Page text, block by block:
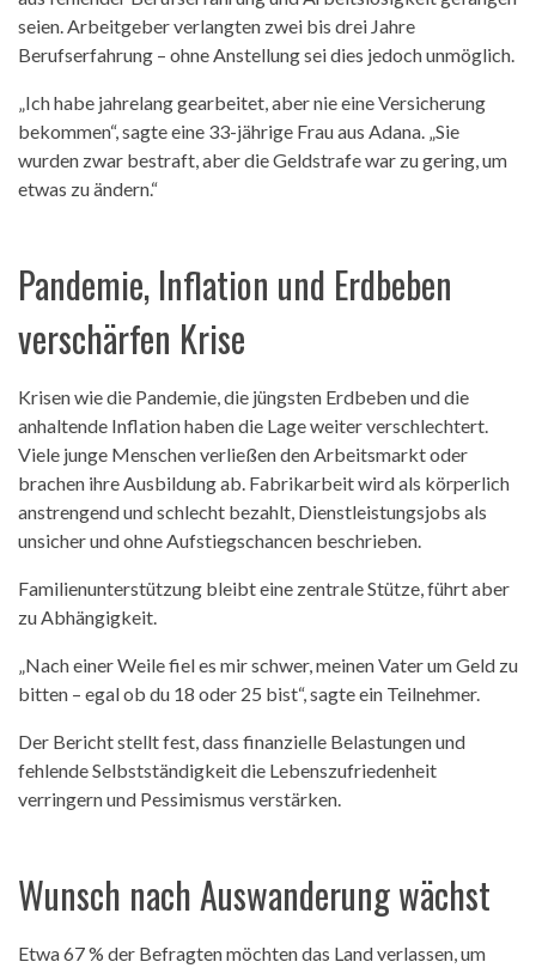
seien. Arbeitgeber verlangten zwei bis drei Jahre
Berufserfahrung – ohne Anstellung sei dies jedoch unmöglich.
„Ich habe jahrelang gearbeitet, aber nie eine Versicherung
bekommen“, sagte eine 33-jährige Frau aus Adana. „Sie
wurden zwar bestraft, aber die Geldstrafe war zu gering, um
etwas zu ändern.“
Pandemie, Inflation und Erdbeben
verschärfen Krise
Krisen wie die Pandemie, die jüngsten Erdbeben und die
anhaltende Inflation haben die Lage weiter verschlechtert.
Viele junge Menschen verließen den Arbeitsmarkt oder
brachen ihre Ausbildung ab. Fabrikarbeit wird als körperlich
anstrengend und schlecht bezahlt, Dienstleistungsjobs als
unsicher und ohne Aufstiegschancen beschrieben.
Familienunterstützung bleibt eine zentrale Stütze, führt aber
zu Abhängigkeit.
„Nach einer Weile fiel es mir schwer, meinen Vater um Geld zu
bitten – egal ob du 18 oder 25 bist“, sagte ein Teilnehmer.
Der Bericht stellt fest, dass finanzielle Belastungen und
fehlende Selbstständigkeit die Lebenszufriedenheit
verringern und Pessimismus verstärken.
Wunsch nach Auswanderung wächst
Etwa 67 % der Befragten möchten das Land verlassen, um